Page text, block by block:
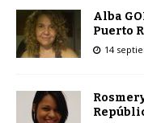
Alba
Puerto
14